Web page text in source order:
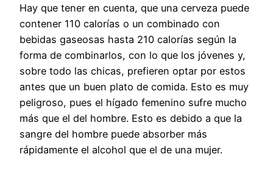
Hay que tener en cuenta, que una cerveza puede
contener 110 calorías o un combinado con
bebidas gaseosas hasta 210 calorías según la
forma de combinarlos, con lo que los jóvenes y,
sobre todo las chicas, prefieren optar por estos
antes que un buen plato de comida. Esto es muy
peligroso, pues el hígado femenino sufre mucho
más que el del hombre. Esto es debido a que la
sangre del hombre puede absorber más
rápidamente el alcohol que el de una mujer.